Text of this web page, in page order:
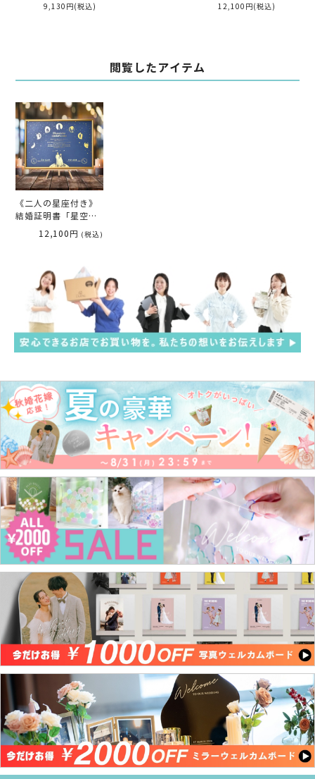
9,130円(税込)
12,100円(税込)
閲覧したアイテム
《二人の星座付き》
結婚証明書「星空と
月」（ネイビー)
12,100円 (税込)